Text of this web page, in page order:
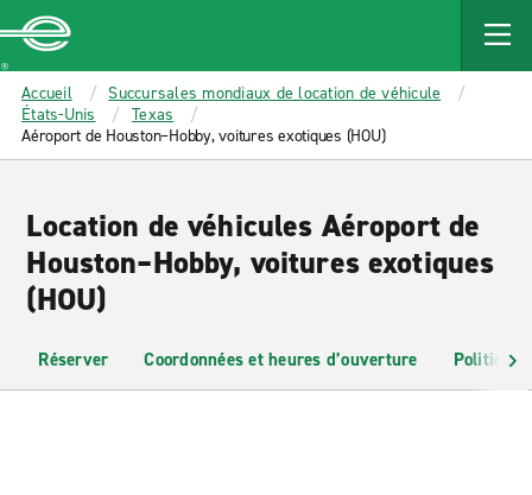
MAIN
CONTENT
Enterprise
Accueil
Succursales mondiaux de location de véhicule
États-Unis
Texas
Aéroport de Houston–Hobby, voitures exotiques (HOU)
Location de véhicules Aéroport de
Houston–Hobby, voitures exotiques
(HOU)
Réserver Coordonnées et heures d’ouverture Politiques